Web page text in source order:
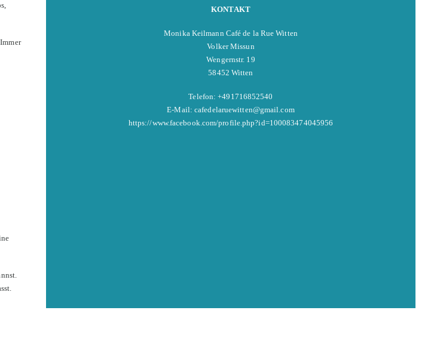
KONTAKT
Monika Keilmann Café de la Rue Witten
Volker Missun
Wengernstr. 19
58452 Witten
Telefon: +491716852540
E-Mail: cafedelaruewitten@gmail.com
https://www.facebook.com/profile.php?id=100083474045956